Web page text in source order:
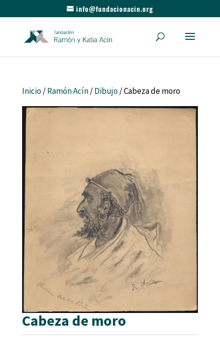
info@fundacionacin.org
Inicio/Ramón Acín/Dibujo/ Cabeza de moro
Cabeza de moro